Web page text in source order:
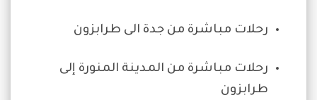
رحلات مباشرة من جدة الى طرابزون
رحلات مباشرة من المدينة المنورة إلى
طرابزون